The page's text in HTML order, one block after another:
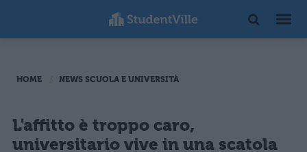
HOME NEWS SCUOLA E UNIVERSITÀ
L'affitto è troppo caro,
universitario vive in una scatola